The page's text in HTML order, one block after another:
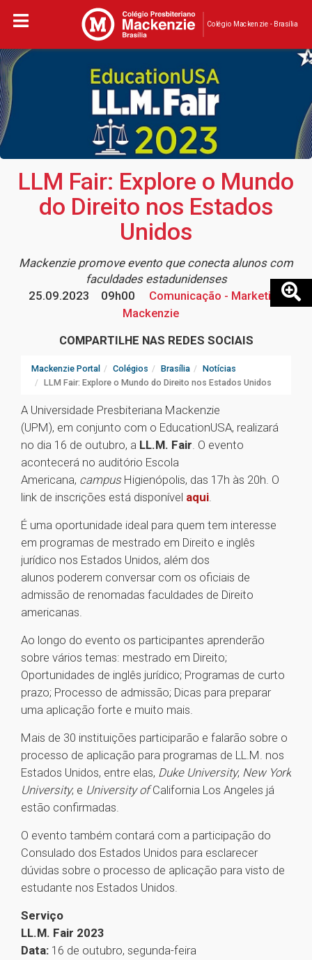
Colégio Mackenzie - Brasília
LLM Fair: Explore o Mundo
do Direito nos Estados
Unidos
Mackenzie promove evento que conecta alunos com
faculdades estadunidenses
25.09.2023
09h00
Comunicação - Marketing
Mackenzie
COMPARTILHE NAS REDES SOCIAIS
Mackenzie Portal Colégios Brasília
Notícias
LLM Fair: Explore o Mundo do Direito nos Estados Unidos
A Universidade Presbiteriana Mackenzie
(UPM), em conjunto com o EducationUSA, realizará
no dia 16 de outubro, a LL.M. Fair. O evento
acontecerá no auditório Escola
Americana, campus Higienópolis, das 17h às 20h. O
link de inscrições está disponível aqui.
É uma oportunidade ideal para quem tem interesse
em programas de mestrado em Direito e inglês
jurídico nos Estados Unidos, além dos
alunos poderem conversar com os oficiais de
admissão de renomadas faculdades de Direito
americanas.
Ao longo do evento os participantes aprenderão
sobre vários temas: mestrado em Direito;
Oportunidades de inglês jurídico; Programas de curto
prazo; Processo de admissão; Dicas para preparar
uma aplicação forte e muito mais.
Mais de 30 instituições participarão e falarão sobre o
processo de aplicação para programas de LL.M. nos
Estados Unidos, entre elas, Duke University; New York
University; e University ofCalifornia Los Angeles já
estão confirmadas.
O evento também contará com a participação do
Consulado dos Estados Unidos para esclarecer
dúvidas sobre o processo de aplicação para visto de
estudante nos Estados Unidos.
Serviço
LL.M. Fair 2023
Data: 16 de outubro, segunda-feira